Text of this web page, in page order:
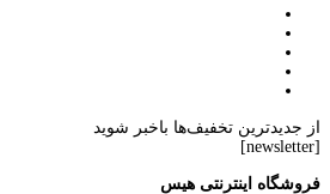
از جدیدترین تخفیف‌ها باخبر شوید
[newsletter]
فروشگاه اینترنتی هیس